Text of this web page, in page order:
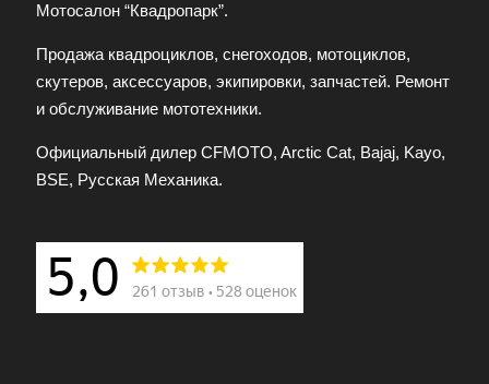
Мотосалон “Квадропарк”.
Продажа квадроциклов, снегоходов, мотоциклов,
скутеров, аксессуаров, экипировки, запчастей. Ремонт
и обслуживание мототехники.
Официальный дилер CFMOTO, Arctic Cat, Bajaj, Kayo,
BSE, Русская Механика.